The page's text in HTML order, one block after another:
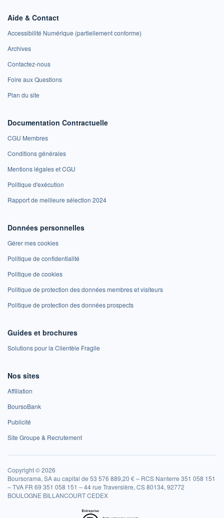
Aide & Contact
Accessibilité Numérique (partiellement conforme)
Archives
Contactez-nous
Foire aux Questions
Plan du site
Documentation Contractuelle
CGU Membres
Conditions générales
Mentions légales et CGU
Politique d'exécution
Rapport de meilleure sélection 2024
Données personnelles
Gérer mes cookies
Politique de confidentialité
Politique de cookies
Politique de protection des données membres et visiteurs
Politique de protection des données prospects
Guides et brochures
Solutions pour la Clientèle Fragile
Nos sites
Affiliation
BoursoBank
Publicité
Site Groupe & Recrutement
Copyright © 2026
Boursorama, SA au capital de 53 576 889,20 € – RCS Nanterre 351 058 151
– TVA FR 69 351 058 151 – 44 rue Traversière, CS 80134, 92772
BOULOGNE BILLANCOURT CEDEX